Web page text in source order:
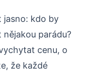
jasno: kdo by
parádu?
cenu, o
že každé